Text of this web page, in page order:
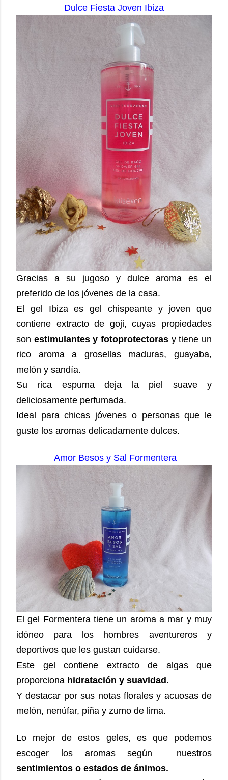
Dulce Fiesta Joven Ibiza
Gracias a su jugoso y dulce aroma es el
preferido de los jóvenes de la casa.
El gel Ibiza es gel chispeante y joven que
contiene extracto de goji, cuyas propiedades
son estimulantes y fotoprotectoras y tiene un
rico aroma a grosellas maduras, guayaba,
melón y sandía.
Su rica espuma deja la piel suave y
deliciosamente perfumada.
Ideal para chicas jóvenes o personas que le
guste los aromas delicadamente dulces.
Amor Besos y Sal Formentera
El gel Formentera tiene un aroma a mar y muy
idóneo para los hombres aventureros y
deportivos que les gustan cuidarse.
Este gel contiene extracto de algas que
proporciona hidratación y suavidad .
Y destacar por sus notas florales y acuosas de
melón, nenúfar, piña y zumo de lima.
Lo mejor de estos geles, es que podemos
escoger los aromas según nuestros
sentimientos o estados de ánimos.